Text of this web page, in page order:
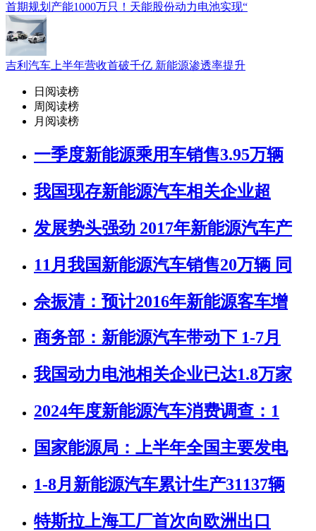
首期规划产能1000万只！天能股份动力电池实现“
吉利汽车上半年营收首破千亿 新能源渗透率提升
日阅读榜
周阅读榜
月阅读榜
一季度新能源乘用车销售3.95万辆
我国现存新能源汽车相关企业超
发展势头强劲 2017年新能源汽车产
11月我国新能源汽车销售20万辆 同
佘振清：预计2016年新能源客车增
商务部：新能源汽车带动下 1-7月
我国动力电池相关企业已达1.8万家
2024年度新能源汽车消费调查：1
国家能源局：上半年全国主要发电
1-8月新能源汽车累计生产31137辆
特斯拉上海工厂首次向欧洲出口